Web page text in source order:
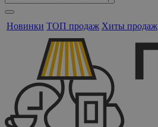
Новинки ТОП продаж Хиты продаж